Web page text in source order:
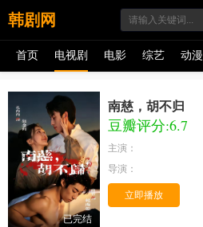
韩剧网
首页 电视剧 电影 综艺 动漫
已完结
南慈，胡不归
豆瓣评分:6.7
主演：
导演：
立即播放